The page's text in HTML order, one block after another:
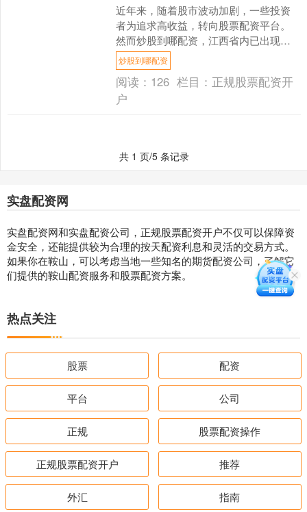
近年来，随着股市波动加剧，一些投资
者为追求高收益，转向股票配资平台。
然而炒股到哪配资，江西省内已出现多
起配资平台风险事件，投资者资金安全
面临严重威胁。本文旨在警....
炒股到哪配资
阅读： 126 栏目： 正规股票配资开
户
共 1 页/5 条记录
实盘配资网
实盘配资网和实盘配资公司，正规股票配资开户不仅可以保障资
金安全，还能提供较为合理的按天配资利息和灵活的交易方式。
如果你在鞍山，可以考虑当地一些知名的期货配资公司，了解它
们提供的鞍山配资服务和股票配资方案。
热点关注
股票 配资
平台 公司
正规 股票配资操作
正规股票配资开户 推荐
外汇 指南